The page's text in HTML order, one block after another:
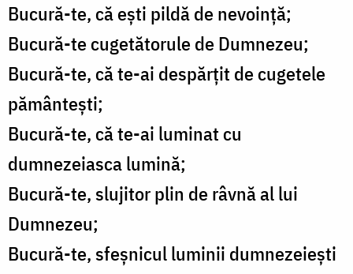
Bucură-te, că ești pildă de nevoință;
Bucură-te cugetătorule de Dumnezeu;
Bucură-te, că te-ai despărțit de cugetele
pământești;
Bucură-te, că te-ai luminat cu
dumnezeiasca lumină;
Bucură-te, slujitor plin de râvnă al lui
Dumnezeu;
Bucură-te, sfeșnicul luminii dumnezeiești